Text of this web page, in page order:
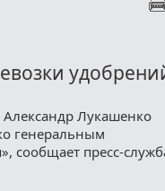
Александр Лукашенко
генеральным
сообщает пресс-